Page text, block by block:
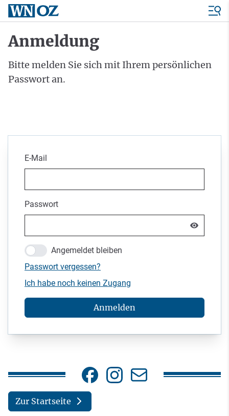
Anmeldung
Bitte melden Sie sich mit Ihrem persönlichen
Passwort an.
E-Mail
Passwort
Angemeldet bleiben
Passwort vergessen?
Ich habe noch keinen Zugang
Anmelden
Zur Startseite